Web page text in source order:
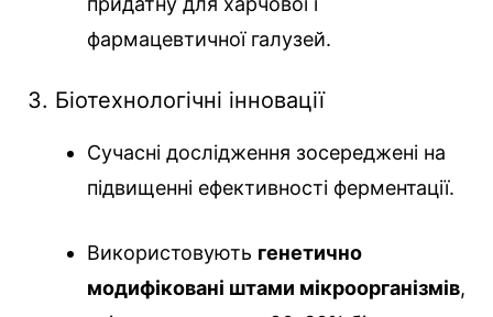
фармацевтичної галузей.
3. Біотехнологічні інновації
Сучасні дослідження зосереджені на
підвищенні ефективності ферментації.
Використовують генетично
модифіковані штами мікроорганізмів,